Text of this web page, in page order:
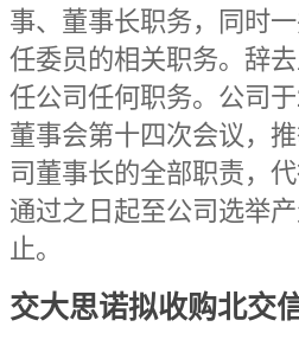
事、董事长职务，同时
任委员的相关职务。辞
任公司任何职务。公司
董事会第十四次会议，
司董事长的全部职责，
通过之日起至公司选举
止。
交大思诺拟收购北交